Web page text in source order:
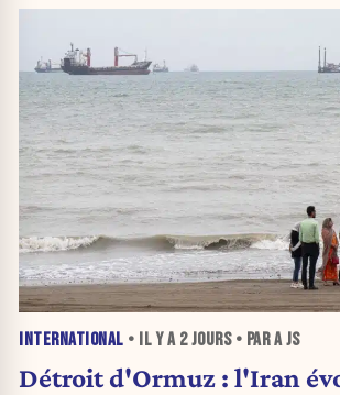
INTERNATIONAL • IL Y A 2 JOURS• PAR A JS
Détroit d'Ormuz : l'Iran